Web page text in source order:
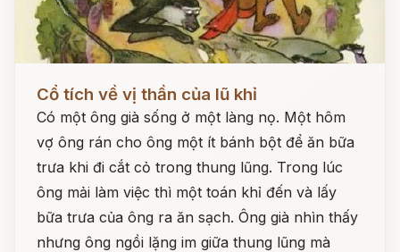
Đọc ngay
Cổ tích về vị thần của lũ khỉ
Có một ông già sống ở một làng nọ. Một hôm
vợ ông rán cho ông một ít bánh bột để ăn bữa
trưa khi đi cắt cỏ trong thung lũng. Trong lúc
ông mải làm việc thì một toán khỉ đến và lấy
bữa trưa của ông ra ăn sạch. Ông già nhìn thấy
nhưng ông ngồi lặng im giữa thung lũng mà